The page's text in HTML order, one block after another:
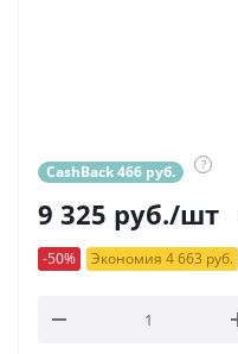
CashBack 466 руб. ?
9 325 руб./шт
-50% Экономия 4 663 руб.